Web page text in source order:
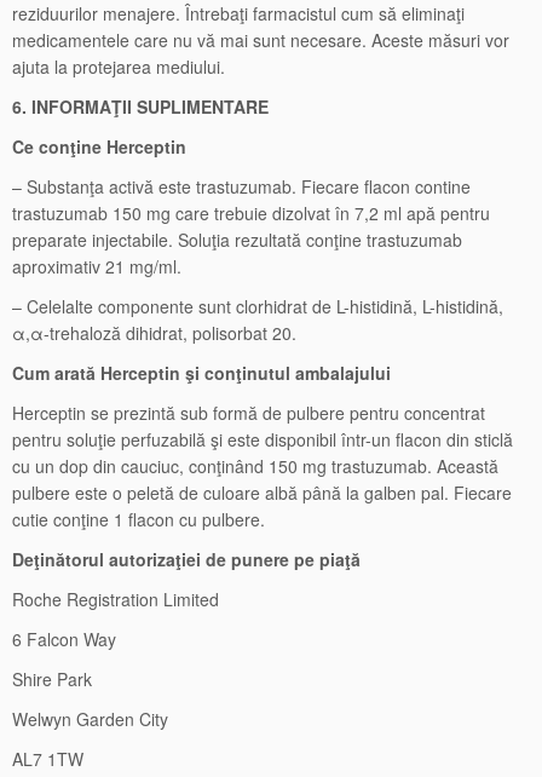
reziduurilor menajere. Întrebaţi farmacistul cum să eliminaţi
medicamentele care nu vă mai sunt necesare. Aceste măsuri vor
ajuta la protejarea mediului.
6. INFORMAŢII SUPLIMENTARE
Ce conţine Herceptin
– Substanţa activă este trastuzumab. Fiecare flacon contine
trastuzumab 150 mg care trebuie dizolvat în 7,2 ml apă pentru
preparate injectabile. Soluţia rezultată conţine trastuzumab
aproximativ 21 mg/ml.
– Celelalte componente sunt clorhidrat de L-histidină, L-histidină,
α,α-trehaloză dihidrat, polisorbat 20.
Cum arată Herceptin şi conţinutul ambalajului
Herceptin se prezintă sub formă de pulbere pentru concentrat
pentru soluţie perfuzabilă şi este disponibil într-un flacon din sticlă
cu un dop din cauciuc, conţinând 150 mg trastuzumab. Această
pulbere este o peletă de culoare albă până la galben pal. Fiecare
cutie conţine 1 flacon cu pulbere.
Deţinătorul autorizaţiei de punere pe piaţă
Roche Registration Limited
6 Falcon Way
Shire Park
Welwyn Garden City
AL7 1TW